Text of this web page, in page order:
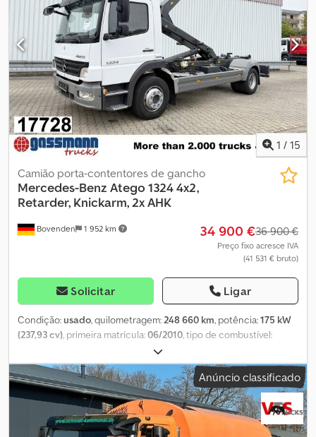
dianteiro:315 / 80 R 22.5 / 11mm , número de lugares:
Equipamento:
ar condicionado
1 / 15
Bovenden 1 952 km
Camião porta-contentores de gancho
Mercedes-Benz Atego 1324 4x2,
Retarder, Knickarm, 2x AHK
34 900 €36 900 €
Preço fixo acresce IVA
(41 531 € bruto)
Solicitar Ligar
Condição:usado, quilometragem:248 660 km, potência:175 kW
(237,93 cv), primeira matrícula:06/2010, tipo de combustível:
, peso máximo de carga:
peso total:13 500 kg, tamanho do pneu:285/70R19.5,
configuração de eixo:4x2, distância entre eixos:4 100 mm,
próxima inspeção (TÜV):01/2027, travões:retardador, cor:
, cabina do condutor:cabina diurna, tipo de engrenagem:
mecânico, classe de emissão:Euro 5, suspensão: aço, número de
Anúncio classificado